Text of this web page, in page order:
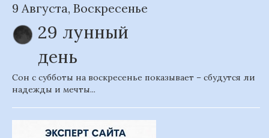
9 Августа, Воскресенье
29 лунный
день
Сон с субботы на воскресенье показывает – сбудутся ли
надежды и мечты...